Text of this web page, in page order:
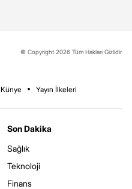
© Copyright 2026 Tüm Hakları Gizlidir.
Künye Yayın İlkeleri
Son Dakika
Sağlık
Teknoloji
Finans